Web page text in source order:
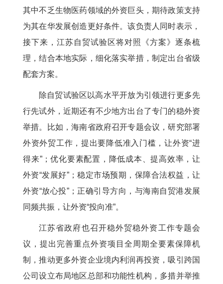
其中不乏生物医药领域的外资巨头，期待政策支持
为其在华发展创造更好条件。该负责人同时表示，
接下来，江苏自贸试验区将对照《方案》逐条梳
理，结合本地实际，细化落实举措，制定出台省级
配套方案。
除自贸试验区以高水平开放为引领进行更多先
行先试外，近期还有不少地方出台了专门的稳外资
举措。比如，海南省政府召开专题会议，研究部署
外资外贸工作，提出要降低准入门槛，让外资“进
得来”；优化要素配置，降低成本、提高效率，让
外资“发展好”；稳定市场预期，保障合法权益，让
外资“放心投”；正确引导方向，与海南自贸港发展
同频共振，让外资“投向准”。
江苏省政府也召开稳外贸稳外资工作专题会
议，提出完善重点外资项目全周期全要素保障机
制，推动更多外资企业境内利润再投资，吸引跨国
公司设立布局地区总部和功能性机构，多措并举推